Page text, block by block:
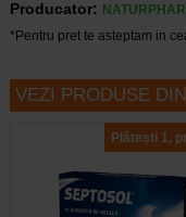
Producator:
*Pentru pret te asteptam in
VEZI PRODUSE
Plătești 1,